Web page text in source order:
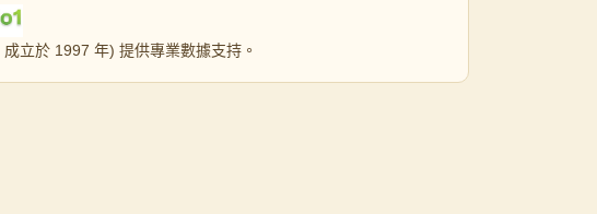
成立於 1997 年) 提供專業數據支持。